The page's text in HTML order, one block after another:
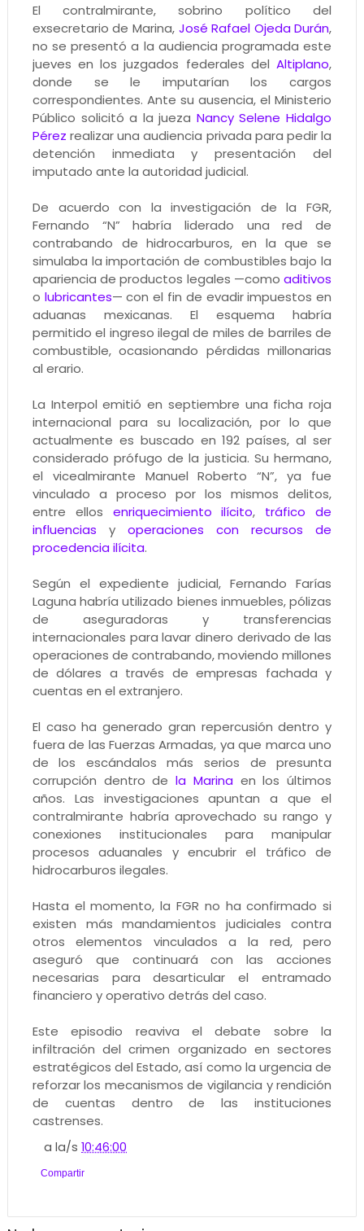
El contralmirante, sobrino político del
exsecretario de Marina, José Rafael Ojeda Durán,
no se presentó a la audiencia programada este
jueves en los juzgados federales delAltiplano,
donde se le imputarían los cargos
correspondientes. Ante su ausencia, el Ministerio
Público solicitó a la jueza Nancy Selene Hidalgo
Pérez realizar una audiencia privada para pedir la
detención inmediata y presentación del
imputado ante la autoridad judicial.
De acuerdo con la investigación de la FGR,
Fernando “N” habría liderado una red de
contrabando de hidrocarburos, en la que se
simulaba la importación de combustibles bajo la
apariencia de productos legales —comoaditivos
o lubricantes— con el fin de evadir impuestos en
aduanas mexicanas. El esquema habría
permitido el ingreso ilegal de miles de barriles de
combustible, ocasionando pérdidas millonarias
al erario.
La Interpol emitió en septiembre una ficha roja
internacional para su localización, por lo que
actualmente es buscado en 192 países, al ser
considerado prófugo de la justicia. Su hermano,
el vicealmirante Manuel Roberto “N”, ya fue
vinculado a proceso por los mismos delitos,
entre ellos enriquecimiento ilícito, tráfico de
influencias y operaciones con recursos de
procedencia ilícita.
Según el expediente judicial, Fernando Farías
Laguna habría utilizado bienes inmuebles, pólizas
de aseguradoras y transferencias
internacionales para lavar dinero derivado de las
operaciones de contrabando, moviendo millones
de dólares a través de empresas fachada y
cuentas en el extranjero.
El caso ha generado gran repercusión dentro y
fuera de las Fuerzas Armadas, ya que marca uno
de los escándalos más serios de presunta
corrupción dentro dela Marinaen los últimos
años. Las investigaciones apuntan a que el
contralmirante habría aprovechado su rango y
conexiones institucionales para manipular
procesos aduanales y encubrir el tráfico de
hidrocarburos ilegales.
Hasta el momento, la FGR no ha confirmado si
existen más mandamientos judiciales contra
otros elementos vinculados a la red, pero
aseguró que continuará con las acciones
necesarias para desarticular el entramado
financiero y operativo detrás del caso.
Este episodio reaviva el debate sobre la
infiltración del crimen organizado en sectores
estratégicos del Estado, así como la urgencia de
reforzar los mecanismos de vigilancia y rendición
de cuentas dentro de las instituciones
castrenses.
a la/s10:46:00
Compartir